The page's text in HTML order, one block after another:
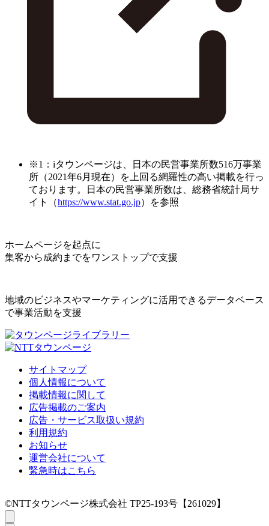
※1：iタウンページは、日本の民営事業所数516万事業
所（2021年6月現在）を上回る網羅性の高い掲載を行っ
ております。日本の民営事業所数は、総務省統計局サ
イト（https://www.stat.go.jp）を参照
ホームページを起点に
集客から成約までをワンストップで支援
地域のビジネスやマーケティングに活用できるデータベース
で事業活動を支援
サイトマップ
個人情報について
掲載情報に関して
広告掲載のご案内
広告・サービス取扱い規約
利用規約
お知らせ
運営会社について
緊急時はこちら
©NTTタウンページ株式会社 TP25-193号【261029】